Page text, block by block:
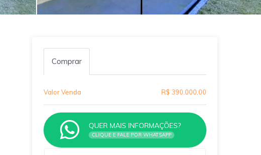
Comprar
Valor Venda R$ 390.000,00
QUER MAIS INFORMAÇÕES?
CLIQUE E FALE POR WHATSAPP